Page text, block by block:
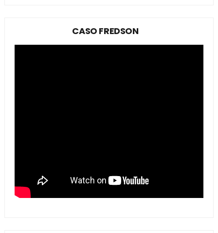
CASO FREDSON